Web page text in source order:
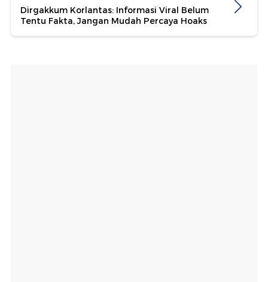
Dirgakkum Korlantas: Informasi Viral Belum
Tentu Fakta, Jangan Mudah Percaya Hoaks